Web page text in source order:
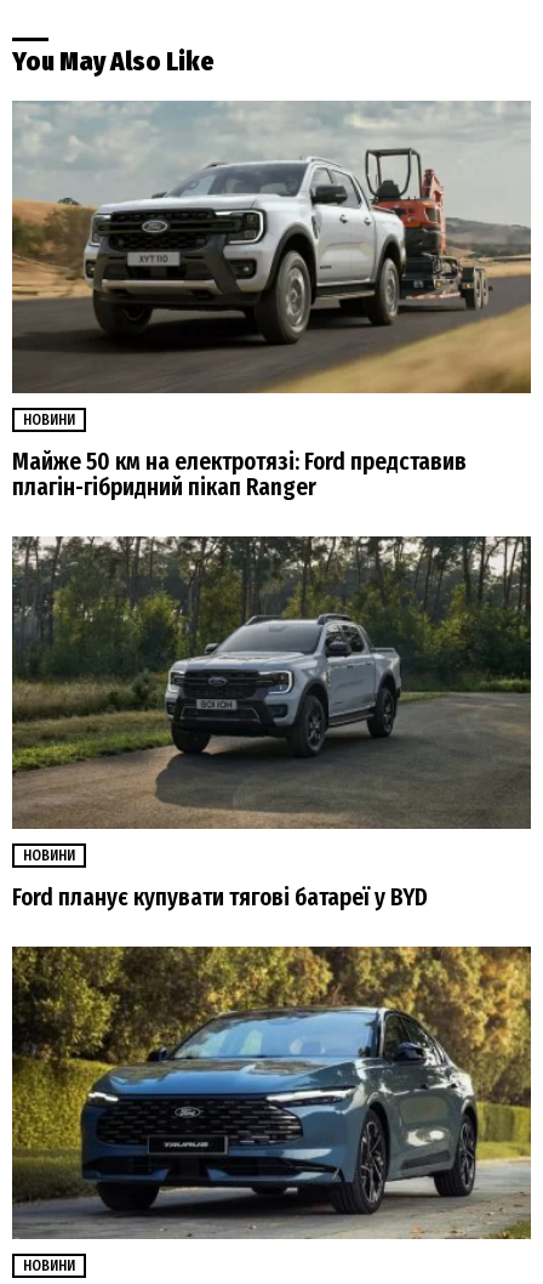
You May Also Like
НОВИНИ
Майже 50 км на електротязі: Ford представив
плагін-гібридний пікап Ranger
НОВИНИ
Ford планує купувати тягові батареї у BYD
НОВИНИ